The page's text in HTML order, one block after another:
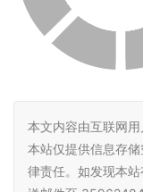
本文内容由互联网用
本站仅提供信息存
律责任。如发现本